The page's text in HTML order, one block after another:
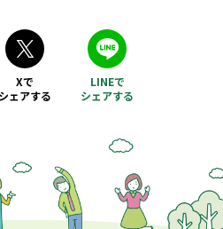
Xで
シェアする
LINEで
シェアする